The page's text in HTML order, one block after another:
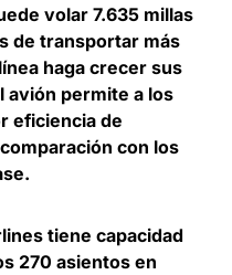
volar 7.635 millas
de transportar más
haga crecer sus
avión permite a los
eficiencia de
con los
.
tiene capacidad
270 asientos en